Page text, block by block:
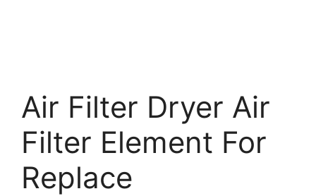
Air Filter Dryer Air
Filter Element For
Replace